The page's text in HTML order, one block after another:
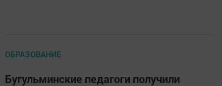
ОБРАЗОВАНИЕ
Бугульминские педагоги получили